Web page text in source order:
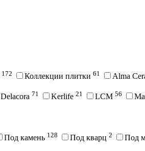
172 Коллекции плитки 61 Alma
Delacora 71 Kerlife 21 LCM 56
Под камень 128 Под кварц 2 Под